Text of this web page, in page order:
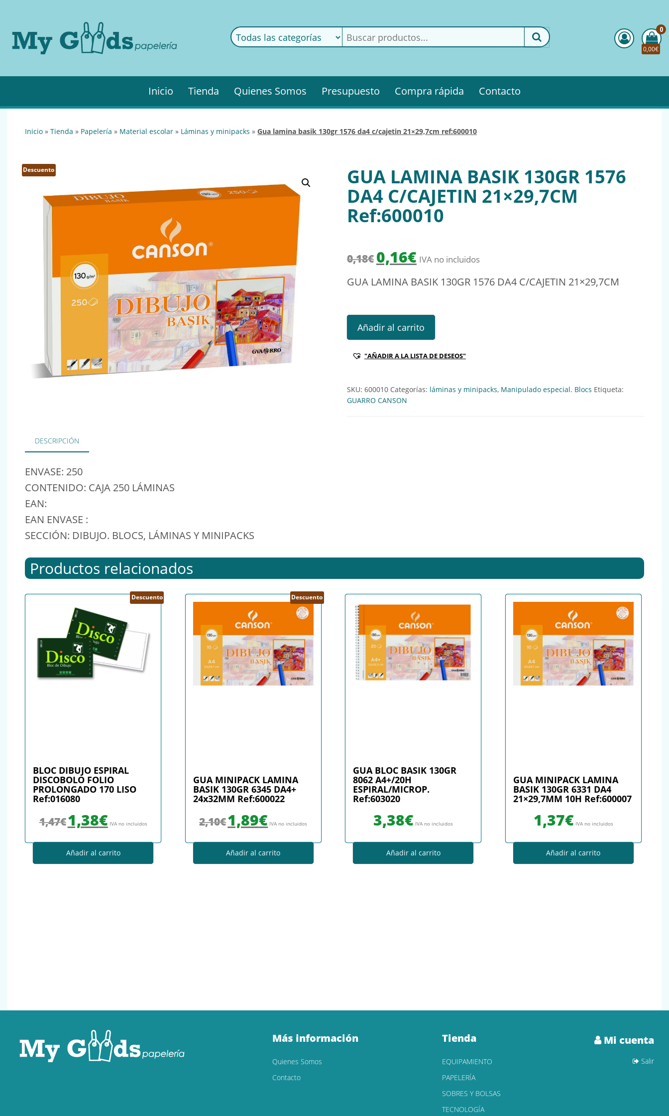
MyGoods
confianza.
Podrás
encontrar
todo lo
para tu
0
0,00€
Inicio Tienda Quienes Somos Presupuesto Compra rápida Contacto
inicio » tienda » papelería » material escolar » láminas y minipacks » gua lamina basik 130gr 1576 da4 c/cajetin 21×29,7cm ref:600010
Descuento GUA LAMINA BASIK 130GR 1576
DA4 C/CAJETIN 21×29,7CM
Ref:600010
0,18€ El precio original era: 0,18€.
0,16€El precio actual es: 0,16€.
IVA no incluidos
GUA LAMINA BASIK 130GR 1576 DA4 C/CAJETIN 21×29,7CM
GUA LAMINA BASIK 130GR 1576 DA4 C/CAJETIN 21x29,7CM Ref:600010 cantidad
Añadir al carrito
"AÑADIR A LA LISTA DE DESEOS"
SKU: 600010 Categorías: láminas y minipacks, Manipulado especial. Blocs Etiqueta:
GUARRO CANSON
DESCRIPCIÓN
ENVASE: 250
CONTENIDO: CAJA 250 LÁMINAS
EAN:
EAN ENVASE :
SECCIÓN: DIBUJO. BLOCS, LÁMINAS Y MINIPACKS
Productos relacionados
Descuento
BLOC DIBUJO ESPIRAL
DISCOBOLO FOLIO
PROLONGADO 170 LISO
Ref:016080
1,47€1,38€ IVA no incluidos
Añadir al carrito
Descuento
GUA MINIPACK LAMINA
BASIK 130GR 6345 DA4+
24x32MM Ref:600022
2,10€1,89€ IVA no incluidos
Añadir al carrito
GUA BLOC BASIK 130GR
8062 A4+/20H
ESPIRAL/MICROP.
Ref:603020
3,38€ IVA no incluidos
Añadir al carrito
GUA MINIPACK LAMINA
BASIK 130GR 6331 DA4
21×29,7MM 10H Ref:600007
1,37€ IVA no incluidos
Añadir al carrito
Más información
Quienes Somos
Contacto
Tienda
EQUIPAMIENTO
PAPELERÍA
SOBRES Y BOLSAS
TECNOLOGÍA
Mi cuenta
Salir